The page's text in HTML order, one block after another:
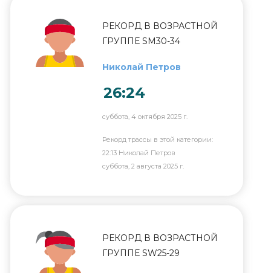
РЕКОРД В ВОЗРАСТНОЙ
ГРУППЕ SM30-34
Николай Петров
26:24
суббота, 4 октября 2025 г.
Рекорд трассы в этой категории:
22:13 Николай Петров
суббота, 2 августа 2025 г.
РЕКОРД В ВОЗРАСТНОЙ
ГРУППЕ SW25-29